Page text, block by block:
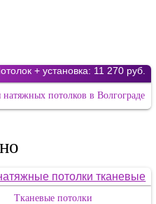
+ установка: 11 270 руб.
потолков в Волгограде
Тканевые потолки